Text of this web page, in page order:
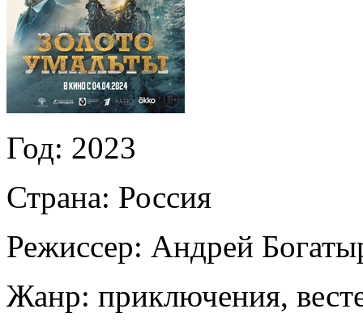
Год: 2023
Страна: Россия
Режиссер: Андрей
Жанр: приключения,